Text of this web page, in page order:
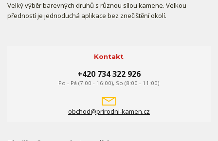
Velký výběr barevných druhů s různou sílou kamene. Velkou
předností je jednoduchá aplikace bez znečištění okolí.
Kontakt
+420 734 322 926
Po - Pá (7:00 - 16:00), So (8:00 - 11:00)
obchod@prirodni-kamen.cz